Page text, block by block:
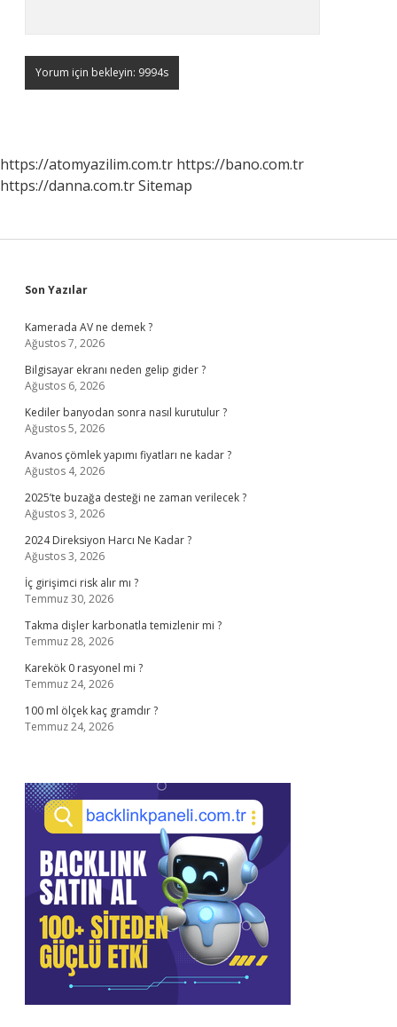
https://atomyazilim.com.tr https://bano.com.tr
https://danna.com.trSitemap
Sidebar
Son Yazılar
Kamerada AV ne demek ?
Ağustos 7, 2026
Bilgisayar ekranı neden gelip gider ?
Ağustos 6, 2026
Kediler banyodan sonra nasıl kurutulur ?
Ağustos 5, 2026
Avanos çömlek yapımı fiyatları ne kadar ?
Ağustos 4, 2026
2025’te buzağa desteği ne zaman verilecek ?
Ağustos 3, 2026
2024 Direksiyon Harcı Ne Kadar ?
Ağustos 3, 2026
İç girişimci risk alır mı ?
Temmuz 30, 2026
Takma dişler karbonatla temizlenir mi ?
Temmuz 28, 2026
Karekök 0 rasyonel mi ?
Temmuz 24, 2026
100 ml ölçek kaç gramdır ?
Temmuz 24, 2026